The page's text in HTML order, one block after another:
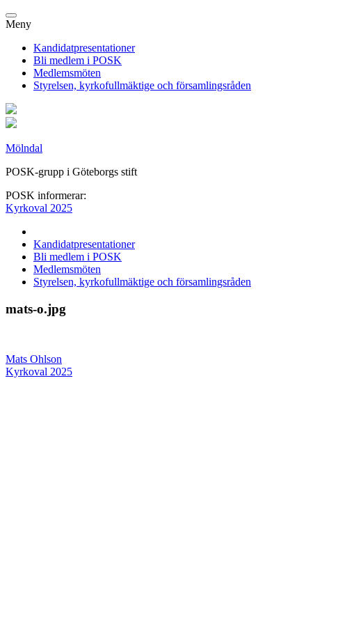
Meny
Kandidatpresentationer
Bli medlem i POSK
Medlemsmöten
Styrelsen, kyrkofullmäktige och församlingsråden
Mölndal
POSK-grupp i Göteborgs stift
POSK informerar:
Kyrkoval 2025
Kandidatpresentationer
Bli medlem i POSK
Medlemsmöten
Styrelsen, kyrkofullmäktige och församlingsråden
mats-o.jpg
Inläggsnavigering
Mats Ohlson
Kyrkoval 2025